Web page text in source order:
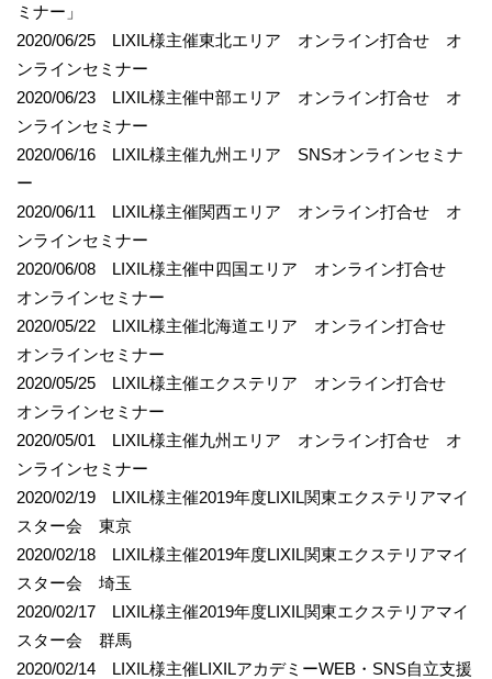
ミナー」
2020/06/25 LIXIL様主催東北エリア オンライン打合せ オ
ンラインセミナー
2020/06/23 LIXIL様主催中部エリア オンライン打合せ オ
ンラインセミナー
2020/06/16 LIXIL様主催九州エリア SNSオンラインセミナ
ー
2020/06/11 LIXIL様主催関西エリア オンライン打合せ オ
ンラインセミナー
2020/06/08 LIXIL様主催中四国エリア オンライン打合せ
オンラインセミナー
2020/05/22 LIXIL様主催北海道エリア オンライン打合せ
オンラインセミナー
2020/05/25 LIXIL様主催エクステリア オンライン打合せ
オンラインセミナー
2020/05/01 LIXIL様主催九州エリア オンライン打合せ オ
ンラインセミナー
2020/02/19 LIXIL様主催2019年度LIXIL関東エクステリアマイ
スター会 東京
2020/02/18 LIXIL様主催2019年度LIXIL関東エクステリアマイ
スター会 埼玉
2020/02/17 LIXIL様主催2019年度LIXIL関東エクステリアマイ
スター会 群馬
2020/02/14 LIXIL様主催LIXILアカデミーWEB・SNS自立支援